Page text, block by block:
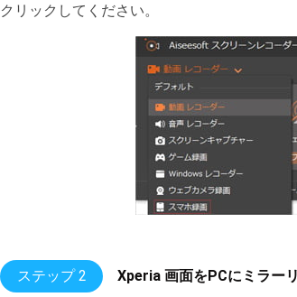
クリックしてください。
ステップ 2 Xperia 画面をPCにミラー